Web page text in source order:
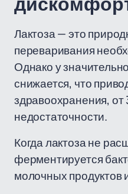
Лактоза — это
переваривания
Однако у
снижается, что
здравоохранения,
недостаточности.
Когда лактоза не
ферментируется
молочных продуктов